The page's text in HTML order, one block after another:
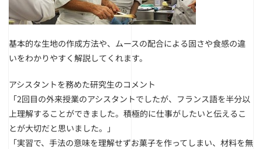
基本的な生地の作成方法や、ムースの配合による固さや食感の違
いをわかりやすく解説してくれます。
アシスタントを務めた研究生のコメント
「2回目の外来授業のアシスタントでしたが、フランス語を半分以
上理解することができました。積極的に仕事がしたいと伝えるこ
とが大切だと思いました。」
「実習で、手法の意味を理解せずお菓子を作ってしまい、材料を無